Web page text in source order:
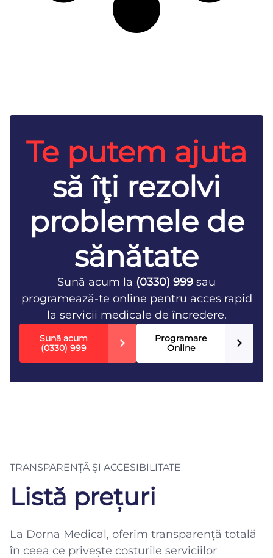
Te putem ajuta
să îţi rezolvi
problemele de
sănătate
Sună acum la (0330) 999 sau
programează-te online pentru acces rapid
la servicii medicale de încredere.
Sună acum
(0330) 999
Programare
Online
TRANSPARENȚĂ ȘI ACCESIBILITATE
Listă prețuri
La Dorna Medical, oferim transparență totală
în ceea ce privește costurile serviciilor